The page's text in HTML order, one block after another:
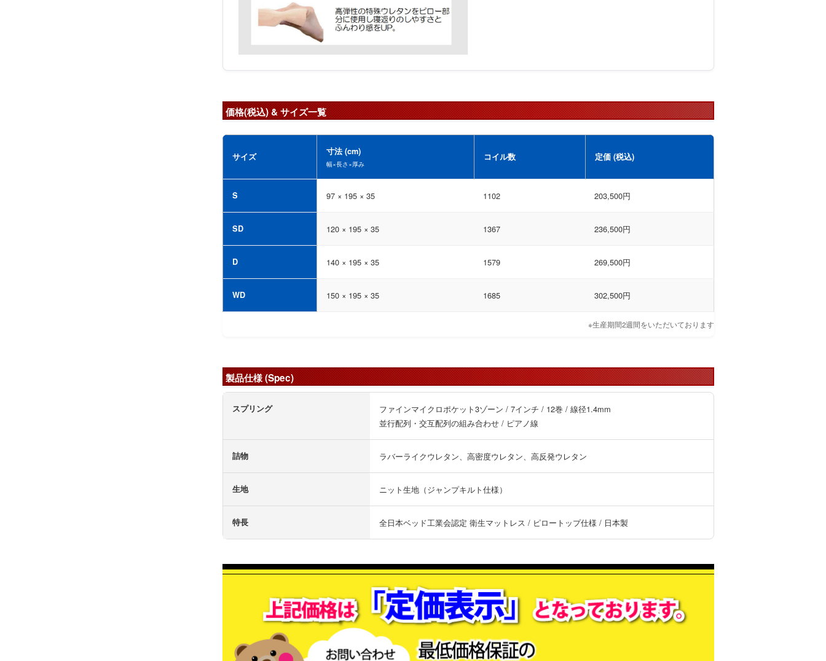
価格(税込) & サイズ一覧
サイズ 寸法 (cm)
幅×長さ×厚み
コイル数 定価 (税込)
S 97 × 195 × 35 1102 203,500円
SD 120 × 195 × 35 1367 236,500円
D 140 × 195 × 35 1579 269,500円
WD 150 × 195 × 35 1685 302,500円
※生産期間2週間をいただいております
製品仕様 (Spec)
スプリング
ファインマイクロポケット3ゾーン / 7インチ / 12巻 / 線径1.4mm
並行配列・交互配列の組み合わせ / ピアノ線
詰物 ラバーライクウレタン、高密度ウレタン、高反発ウレタン
生地 ニット生地（ジャンプキルト仕様）
特長 全日本ベッド工業会認定 衛生マットレス / ピロートップ仕様 / 日本製